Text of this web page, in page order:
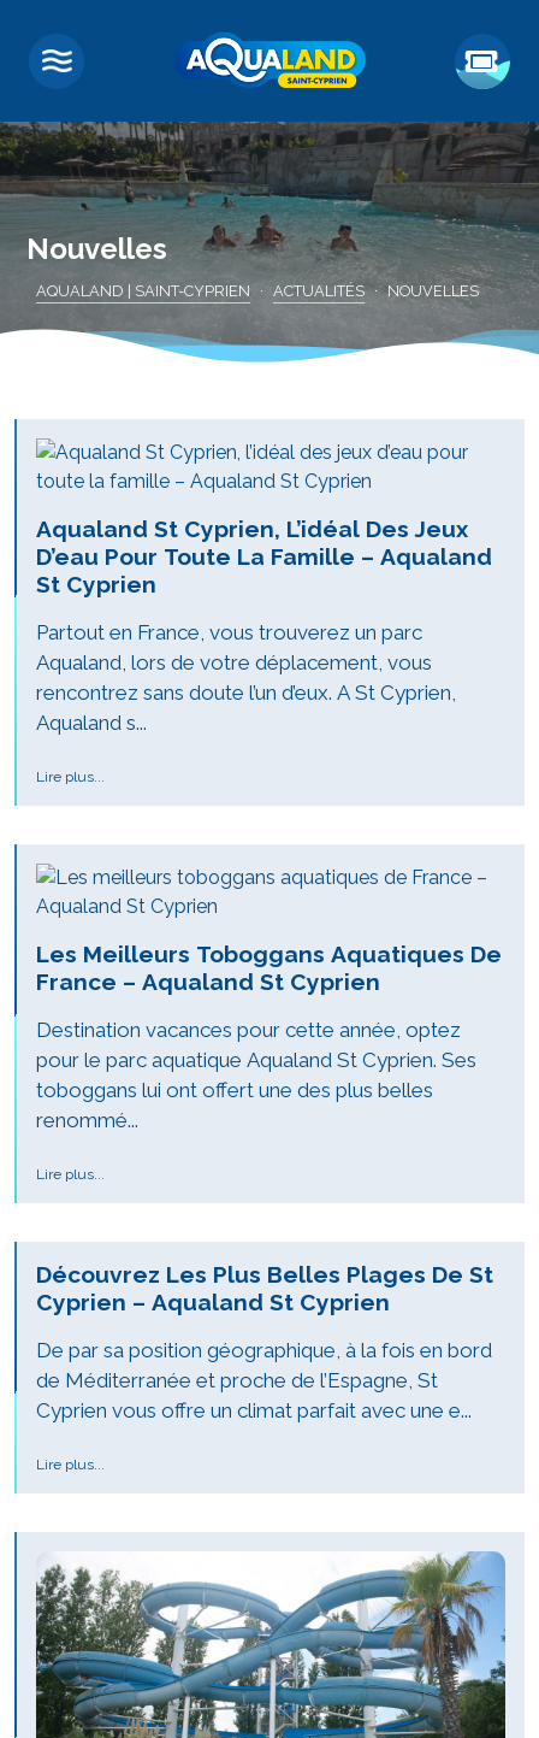
Nouvelles
AQUALAND | SAINT-CYPRIEN ACTUALITÉS NOUVELLES
Aqualand St Cyprien, L’idéal Des Jeux
D’eau Pour Toute La Famille – Aqualand
St Cyprien
Partout en France, vous trouverez un parc
Aqualand, lors de votre déplacement, vous
rencontrez sans doute l’un d’eux. A St Cyprien,
Aqualand s...
Lire plus...
Les Meilleurs Toboggans Aquatiques De
France – Aqualand St Cyprien
Destination vacances pour cette année, optez
pour le parc aquatique Aqualand St Cyprien. Ses
toboggans lui ont offert une des plus belles
renommé...
Lire plus...
Découvrez Les Plus Belles Plages De St
Cyprien – Aqualand St Cyprien
De par sa position géographique, à la fois en bord
de Méditerranée et proche de l’Espagne, St
Cyprien vous offre un climat parfait avec une e...
Lire plus...